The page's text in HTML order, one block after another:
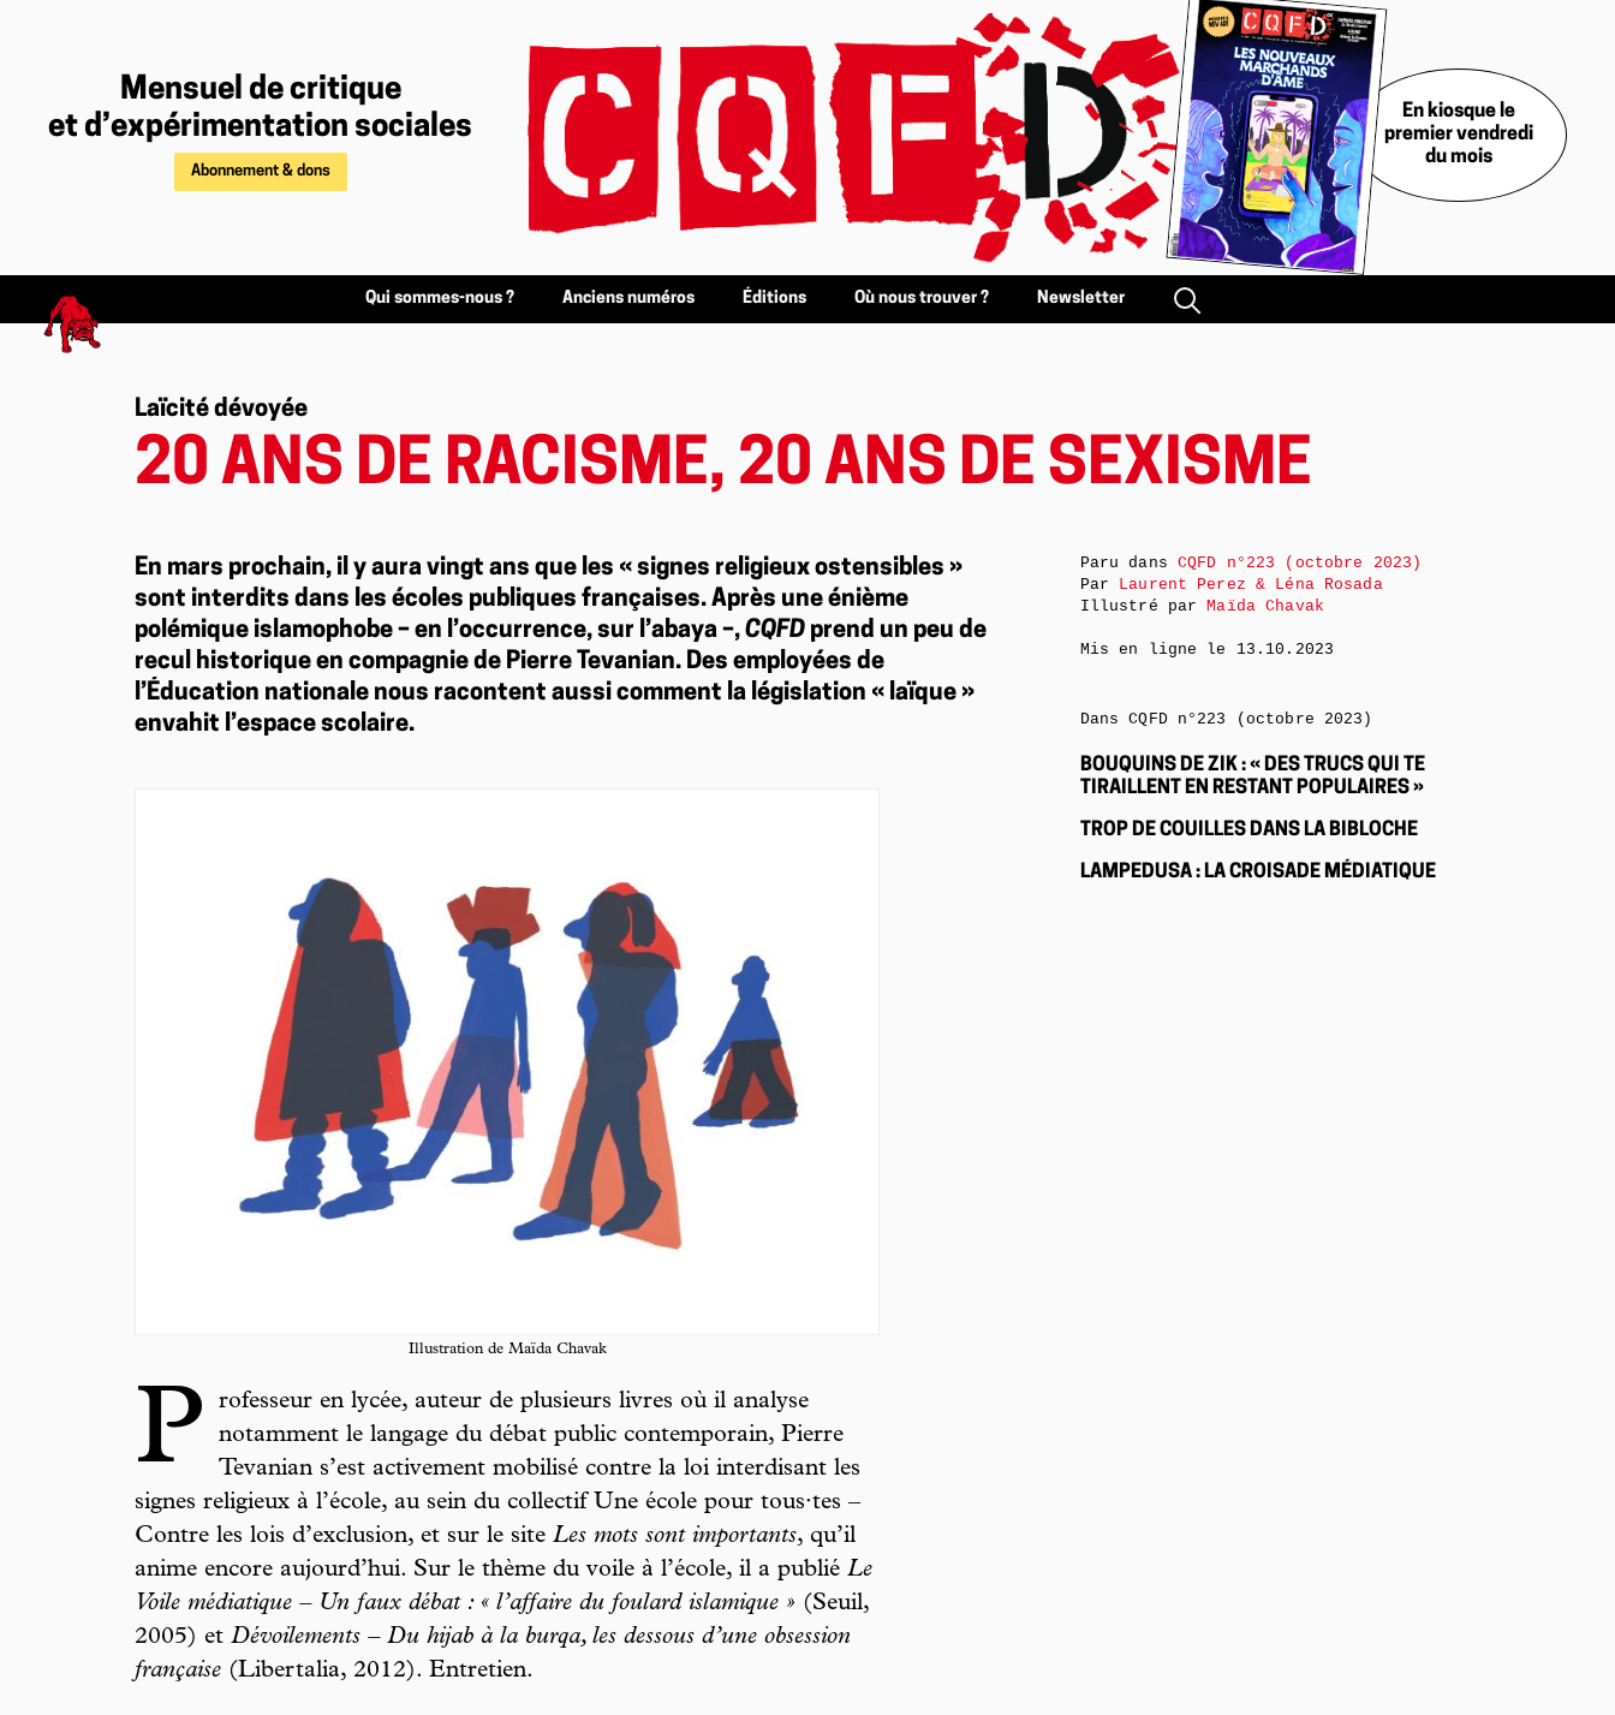
Mensuel de critique
et d’expérimentation sociales
Abonnement & dons
En kiosque le
premier vendredi
du mois
Qui sommes-nous ? Anciens numéros Éditions Où nous trouver ? Newsletter
Laïcité dévoyée
20 ANS DE RACISME, 20 ANS DE SEXISME
En mars prochain, il y aura vingt ans que les « signes religieux ostensibles »
sont interdits dans les écoles publiques françaises. Après une énième
polémique islamophobe – en l’occurrence, sur l’abaya –, CQFD prend un peu de
recul historique en compagnie de Pierre Tevanian. Des employées de
l’Éducation nationale nous racontent aussi comment la législation « laïque »
envahit l’espace scolaire.
Illustration de Maïda Chavak
P
rofesseur en lycée, auteur de plusieurs livres où il analyse
notamment le langage du débat public contemporain, Pierre
Tevanian s’est activement mobilisé contre la loi interdisant les
signes religieux à l’école, au sein du collectif Une école pour tous·tes –
Contre les lois d’exclusion, et sur le site Les mots sont importants, qu’il
anime encore aujourd’hui. Sur le thème du voile à l’école, il a publié Le
Voile médiatique – Un faux débat : « l’affaire du foulard islamique » (Seuil,
2005) et Dévoilements – Du hijab à la burqa, les dessous d’une obsession
française (Libertalia, 2012). Entretien.
Paru dans CQFD n°223 (octobre 2023)
Par Laurent Perez & Léna Rosada
Illustré parMaïda Chavak
Mis en ligne le 13.10.2023
Dans CQFD n°223 (octobre 2023)
BOUQUINS DE ZIK : « DES TRUCS QUI TE
TIRAILLENT EN RESTANT POPULAIRES »
TROP DE COUILLES DANS LA BIBLOCHE
LAMPEDUSA : LA CROISADE MÉDIATIQUE